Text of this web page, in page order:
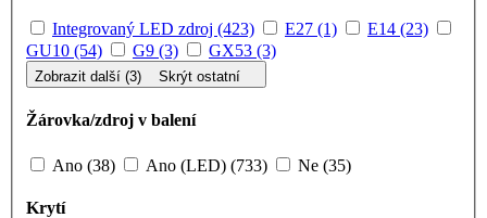
Integrovaný LED zdroj (423) E27 (1)
E14 (23)
GU10 (54)
G9 (3) GX53 (3)
Zobrazit další (3) Skrýt ostatní
Žárovka/zdroj v balení
Ano (38) Ano (LED) (733) Ne (35)
Krytí